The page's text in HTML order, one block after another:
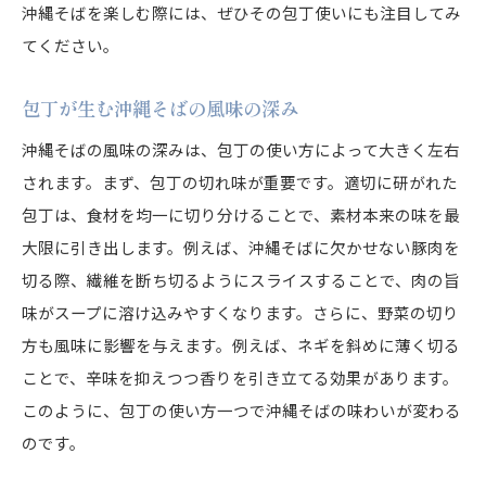
沖縄そばを楽しむ際には、ぜひその包丁使いにも注目してみ
てください。
包丁が生む沖縄そばの風味の深み
沖縄そばの風味の深みは、包丁の使い方によって大きく左右
されます。まず、包丁の切れ味が重要です。適切に研がれた
包丁は、食材を均一に切り分けることで、素材本来の味を最
大限に引き出します。例えば、沖縄そばに欠かせない豚肉を
切る際、繊維を断ち切るようにスライスすることで、肉の旨
味がスープに溶け込みやすくなります。さらに、野菜の切り
方も風味に影響を与えます。例えば、ネギを斜めに薄く切る
ことで、辛味を抑えつつ香りを引き立てる効果があります。
このように、包丁の使い方一つで沖縄そばの味わいが変わる
のです。